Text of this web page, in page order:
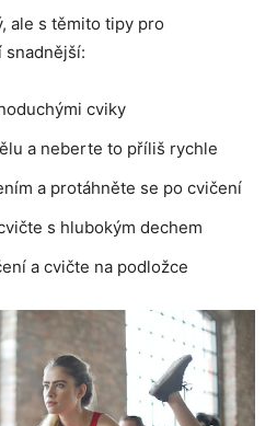
ale s těmito tipy pro
snadnější:
cviky
a neberte to příliš rychle
a protáhněte se po cvičení
s hlubokým dechem
a cvičte na podložce